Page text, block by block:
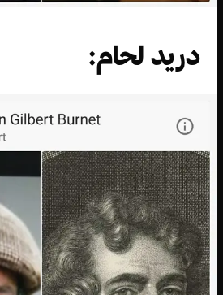
دريد لحام: